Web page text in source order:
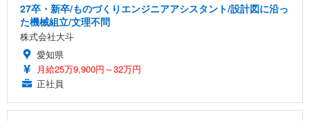
27卒・新卒/ものづくりエンジニアアシスタント/設計図に沿っ
た機械組立/文理不問
株式会社大斗
愛知県
月給25万9,900円～32万円
正社員